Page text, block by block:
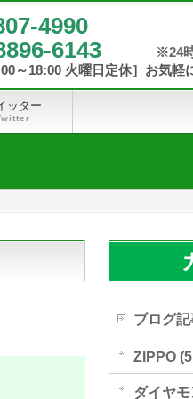
4990
6143
ッター
ブログ
ZIPPO
ダイヤ